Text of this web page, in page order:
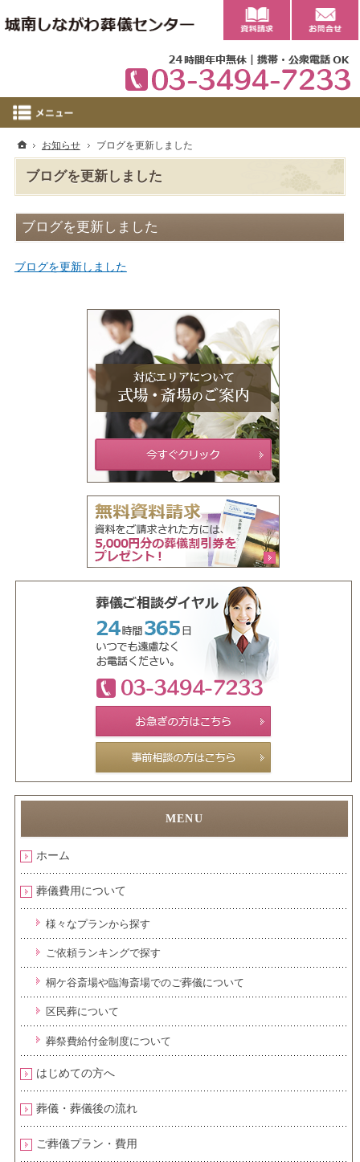
ブログを更新しました
ブログを更新しました
ブログを更新しました
ホーム
葬儀費用について
様々なプランから探す
ご依頼ランキングで探す
桐ケ谷斎場や臨海斎場でのご葬儀について
区民葬について
葬祭費給付金制度について
はじめての方へ
葬儀・葬儀後の流れ
ご葬儀プラン・費用
ホーム
お知らせ ブログを更新しました